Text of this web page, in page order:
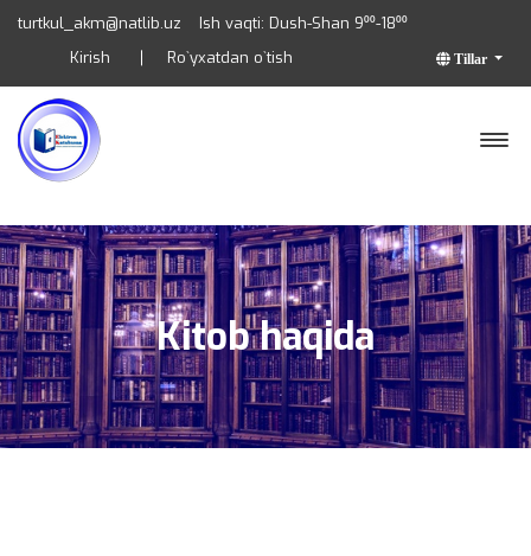
turtkul_akm@natlib.uz Ish vaqti: Dush-Shan 9⁰⁰-18⁰⁰
Tillar
Kirish Ro`yxatdan o`tish
Kitob haqida